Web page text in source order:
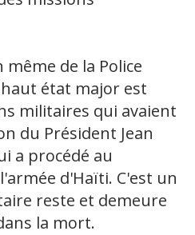
même de la Police
état major est
militaires qui avaient
du Président Jean
a procédé au
d'Haïti. C'est un
reste et demeure
la mort.